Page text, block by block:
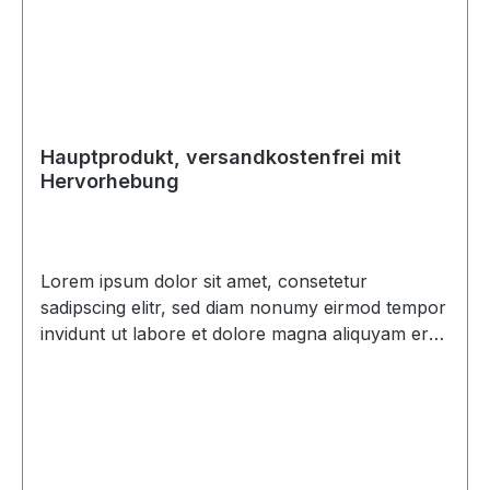
Hauptprodukt, versandkostenfrei mit
Hervorhebung
Lorem ipsum dolor sit amet, consetetur
sadipscing elitr, sed diam nonumy eirmod tempor
invidunt ut labore et dolore magna aliquyam erat,